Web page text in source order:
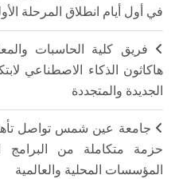
في أول أيام انطلاق المرحلة
فريق كلية الحاسبات
هاكاثون الذكاء الاصطناعي
الجديدة والمتجددة
جامعة عين شمس تواصل
حزمة متكاملة من البرامج
المؤسسات المحلية والعالمية